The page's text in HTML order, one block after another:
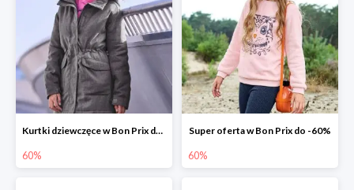
Kurtki dziewczęce w Bon Prix do -60%
60%
Super oferta w Bon Prix do -60%
60%